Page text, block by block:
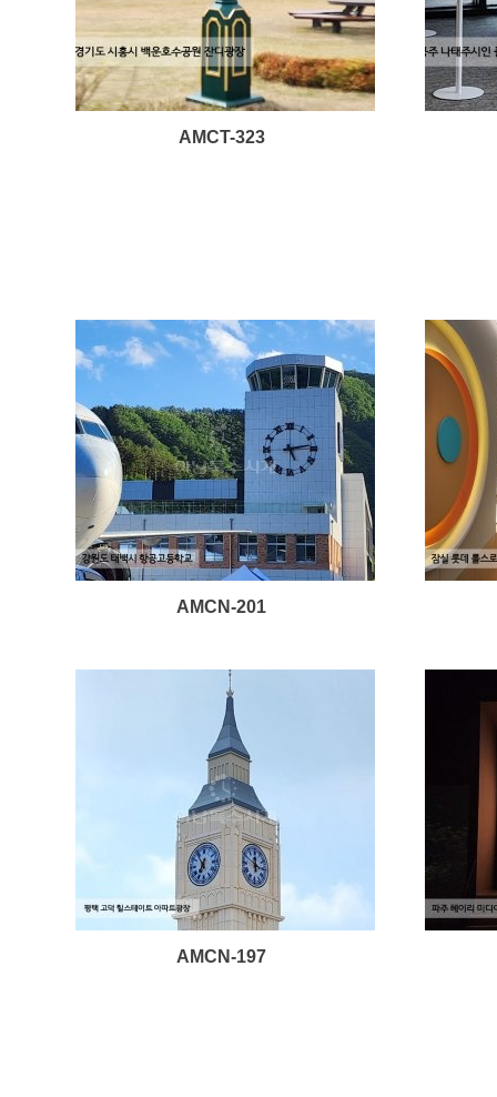
AMCT-323
AMCN-201
AMCN-197